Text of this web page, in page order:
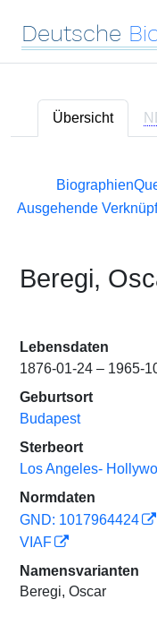
Deutsche
Übersicht
Biographien
Ausgehende
Beregi,
Lebensdaten
1876-01-24 – 1965-
Geburtsort
Budapest
Sterbeort
Los Angeles-
Normdaten
GND: 1017964424
VIAF
Namensvarianten
Beregi, Oscar